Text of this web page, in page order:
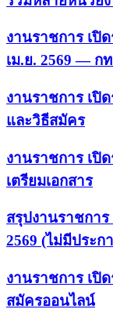
งานราชการ เปิ
เม.ย. 2569 — ก
งานราชการ เปิ
และวิธีสมัคร
งานราชการ เปิ
เตรียมเอกสาร
สรุปงานราชกา
2569 (ไม่มีประก
งานราชการ เปิ
สมัครออนไลน์